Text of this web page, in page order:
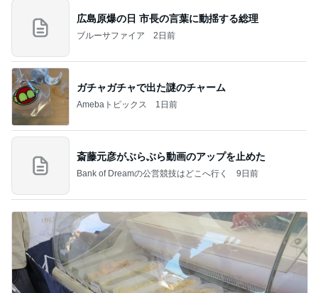
広島原爆の日 市長の言葉に動揺する総理
ブルーサファイア 2日前
ガチャガチャで出た謎のチャーム
Amebaトピックス 1日前
斎藤元彦がぶらぶら動画のアップを止めた
Bank of Dreamの公営競技はどこへ行く 9日前